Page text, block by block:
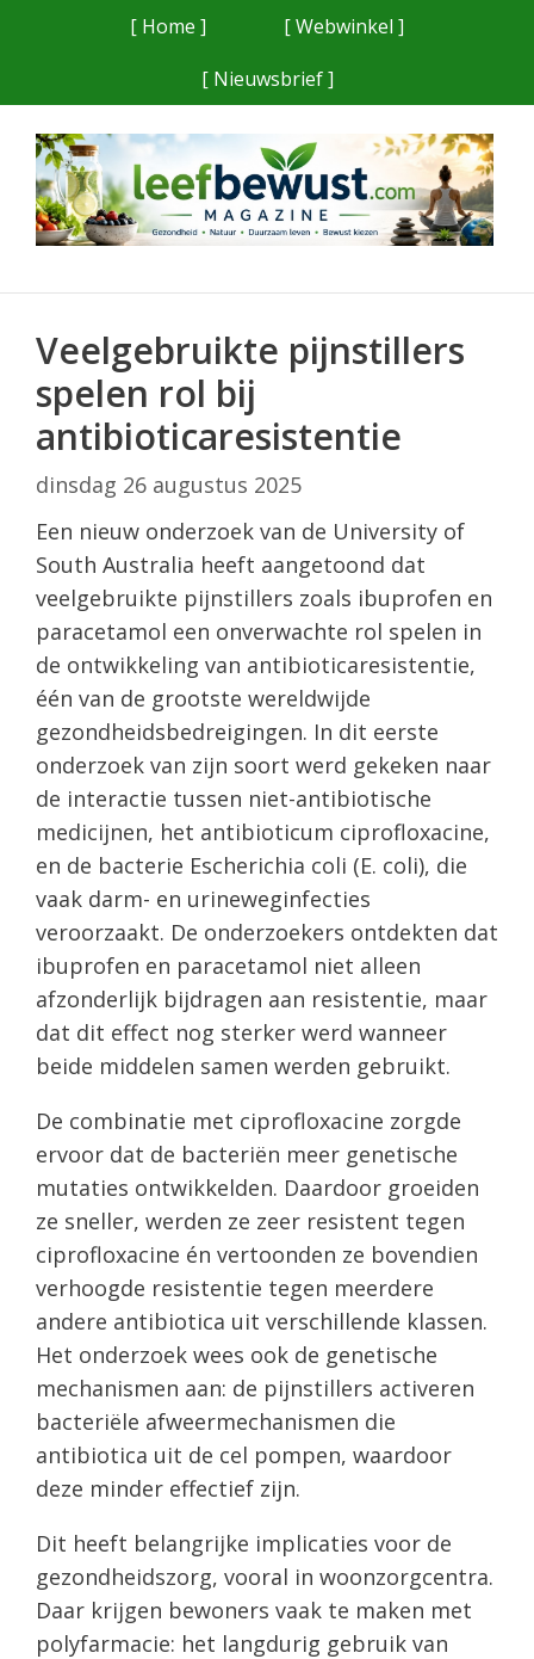
[ Home ]
[ Webwinkel ]
[ Nieuwsbrief ]
Veelgebruikte pijnstillers
spelen rol bij
antibioticaresistentie
dinsdag 26 augustus 2025
Een nieuw onderzoek van de University of
South Australia heeft aangetoond dat
veelgebruikte pijnstillers zoals ibuprofen en
paracetamol een onverwachte rol spelen in
de ontwikkeling van antibioticaresistentie,
één van de grootste wereldwijde
gezondheidsbedreigingen. In dit eerste
onderzoek van zijn soort werd gekeken naar
de interactie tussen niet-antibiotische
medicijnen, het antibioticum ciprofloxacine,
en de bacterie Escherichia coli (E. coli), die
vaak darm- en urineweginfecties
veroorzaakt. De onderzoekers ontdekten dat
ibuprofen en paracetamol niet alleen
afzonderlijk bijdragen aan resistentie, maar
dat dit effect nog sterker werd wanneer
beide middelen samen werden gebruikt.
De combinatie met ciprofloxacine zorgde
ervoor dat de bacteriën meer genetische
mutaties ontwikkelden. Daardoor groeiden
ze sneller, werden ze zeer resistent tegen
ciprofloxacine én vertoonden ze bovendien
verhoogde resistentie tegen meerdere
andere antibiotica uit verschillende klassen.
Het onderzoek wees ook de genetische
mechanismen aan: de pijnstillers activeren
bacteriële afweermechanismen die
antibiotica uit de cel pompen, waardoor
deze minder effectief zijn.
Dit heeft belangrijke implicaties voor de
gezondheidszorg, vooral in woonzorgcentra.
Daar krijgen bewoners vaak te maken met
polyfarmacie: het langdurig gebruik van